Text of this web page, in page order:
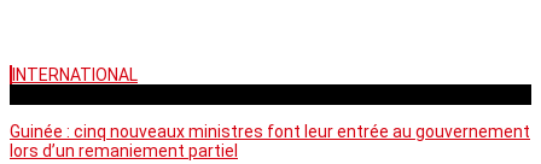
INTERNATIONAL
Guinée : cinq nouveaux ministres font leur entrée au gouvernement
lors d’un remaniement partiel